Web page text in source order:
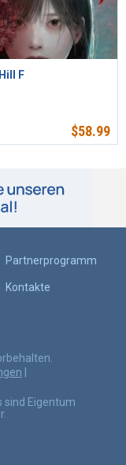
F
$58.99
Partnerprogramm
Kontakte
sind Eigentum